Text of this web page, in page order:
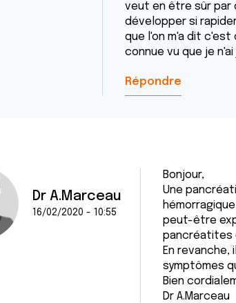
veut en être sûr par
développer si
que l'on m'a dit c'est
connue vu que je
Répondre
Dr A.Marceau
16/02/2020 - 10:55
Bonjour,
Une
peut-être
pancréatites
En
symptômes
Bien
Dr A.Marceau